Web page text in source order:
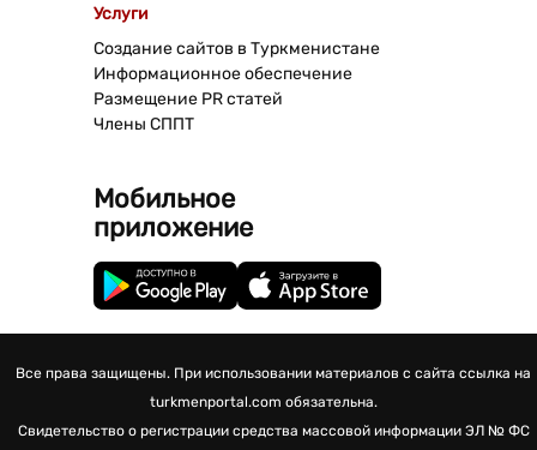
Услуги
Создание сайтов в Туркменистане
Информационное обеспечение
Размещение PR статей
Члены СППТ
Мобильное
приложение
Все права защищены. При использовании материалов с сайта ссылка на
turkmenportal.com обязательна.
Свидетельство о регистрации средства массовой информации ЭЛ № ФС